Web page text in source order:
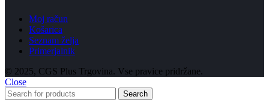
Moj račun
Košarica
Seznam želja
Primerjalnik
© 2025, CGS Plus Trgovina. Vse pravice pridržane.
Close
Search